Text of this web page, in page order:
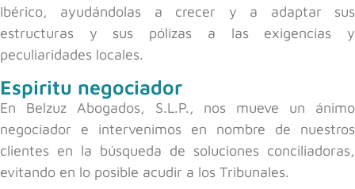
Ibérico, ayudándolas a crecer y a adaptar sus
estructuras y sus pólizas a las exigencias y
peculiaridades locales.
Espiritu negociador
En Belzuz Abogados, S.L.P., nos mueve un ánimo
negociador e intervenimos en nombre de nuestros
clientes en la búsqueda de soluciones conciliadoras,
evitando en lo posible acudir a los Tribunales.